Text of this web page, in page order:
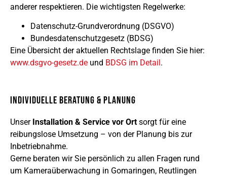
anderer respektieren. Die wichtigsten Regelwerke:
Datenschutz-Grundverordnung (DSGVO)
Bundesdatenschutzgesetz (BDSG)
Eine Übersicht der aktuellen Rechtslage finden Sie hier:
www.dsgvo-gesetz.de und BDSG im Detail .
Individuelle Beratung & Planung
Unser Installation & Service vor Ort sorgt für eine
reibungslose Umsetzung – von der Planung bis zur
Inbetriebnahme.
Gerne beraten wir Sie persönlich zu allen Fragen rund
um Kameraüberwachung in Gomaringen, Reutlingen